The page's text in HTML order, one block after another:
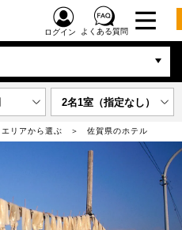
ログイン よくある質問
2名1室（指定なし）
エリアから選ぶ 佐賀県のホテル